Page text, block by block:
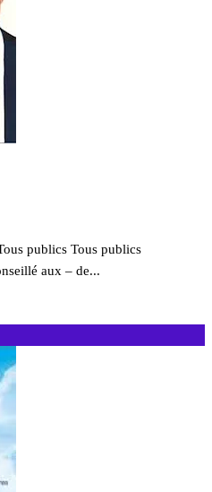
publics Tous publics
aux – de...